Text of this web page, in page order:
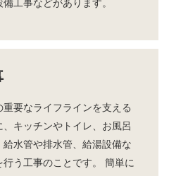
工事などがあります。
要なライフラインを支える
キッチンやトイレ、お風呂
水管や排水管、給湯設備な
う工事のことです。 簡単に